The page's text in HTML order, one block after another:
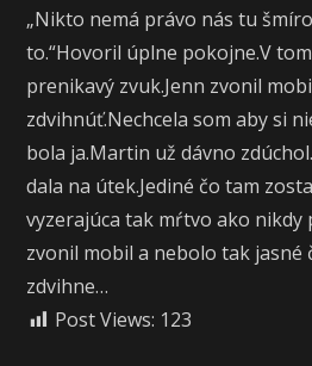
„Nikto nemá právo nás tu
to.“Hovoril úplne pokojne.V
prenikavý zvuk.Jenn zvonil
zdvihnúť.Nechcela som aby si
bola ja.Martin už dávno
dala na útek.Jediné čo tam
vyzerajúca tak mŕtvo ako
zvonil mobil a nebolo tak jasné
zdvihne…
Post Views: 123